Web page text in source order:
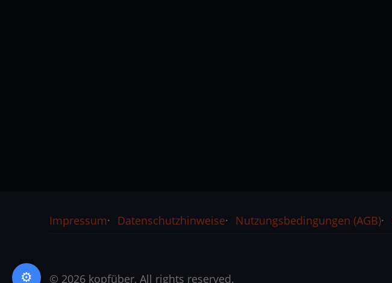
Rechtliches
Impressum Datenschutzhinweise Nutzungsbedingungen (AGB)
© 2026 kopfüber, All rights reserved.